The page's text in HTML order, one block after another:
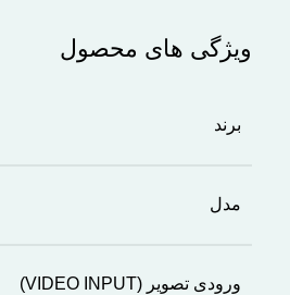
ویژگی های محصول
برند
مدل
ورودی تصویر (VIDEO INPUT)